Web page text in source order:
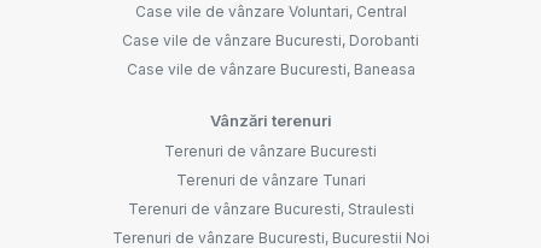
Case vile de vânzare Voluntari, Central
Case vile de vânzare Bucuresti, Dorobanti
Case vile de vânzare Bucuresti, Baneasa
Vânzări terenuri
Terenuri de vânzare Bucuresti
Terenuri de vânzare Tunari
Terenuri de vânzare Bucuresti, Straulesti
Terenuri de vânzare Bucuresti, Bucurestii Noi